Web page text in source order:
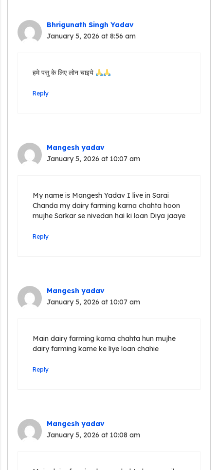
Bhrigunath Singh Yadav
January 5, 2026 at 8:56 am
हमे पसु के लिए लोन चाइये
Reply
Mangesh yadav
January 5, 2026 at 10:07 am
My name is Mangesh Yadav I live in Sarai
Chanda my dairy farming karna chahta hoon
mujhe Sarkar se nivedan hai ki loan Diya jaaye
Reply
Mangesh yadav
January 5, 2026 at 10:07 am
Main dairy farming karna chahta hun mujhe
dairy farming karne ke liye loan chahie
Reply
Mangesh yadav
January 5, 2026 at 10:08 am